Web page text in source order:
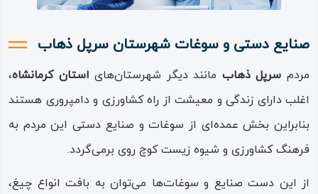
صنایع دستی و سوغات شهرستان سرپل ذهاب
مردم سرپل‌ ذهاب مانند دیگر شهرستان‌های استان کرمانشاه،
اغلب دارای زندگی و معیشت از راه کشاورزی و دامپروری هستند
بنابراین بخش عمده‌ای از سوغات و صنایع دستی این مردم به
فرهنگ کشاورزی و شیوه زیست کوچ روی برمی‌گردد.
از این دست صنایع و سوغات‌ها می‌توان به بافت انواع چیغ،